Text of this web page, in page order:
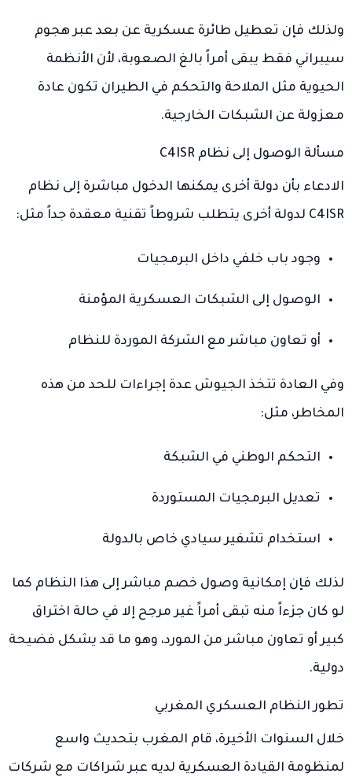
ولذلك فإن تعطيل طائرة عسكرية عن بعد عبر هجوم
سيبراني فقط يبقى أمراً بالغ الصعوبة، لأن الأنظمة
الحيوية مثل الملاحة والتحكم في الطيران تكون عادة
معزولة عن الشبكات الخارجية.
مسألة الوصول إلى نظام C4ISR
الادعاء بأن دولة أخرى يمكنها الدخول مباشرة إلى نظام
C4ISR لدولة أخرى يتطلب شروطاً تقنية معقدة جداً مثل:
وجود باب خلفي داخل البرمجيات
الوصول إلى الشبكات العسكرية المؤمنة
أو تعاون مباشر مع الشركة الموردة للنظام
وفي العادة تتخذ الجيوش عدة إجراءات للحد من هذه
المخاطر، مثل:
التحكم الوطني في الشبكة
تعديل البرمجيات المستوردة
استخدام تشفير سيادي خاص بالدولة
لذلك فإن إمكانية وصول خصم مباشر إلى هذا النظام كما
لو كان جزءاً منه تبقى أمراً غير مرجح إلا في حالة اختراق
كبير أو تعاون مباشر من المورد، وهو ما قد يشكل فضيحة
دولية.
تطور النظام العسكري المغربي
خلال السنوات الأخيرة، قام المغرب بتحديث واسع
لمنظومة القيادة العسكرية لديه عبر شراكات مع شركات